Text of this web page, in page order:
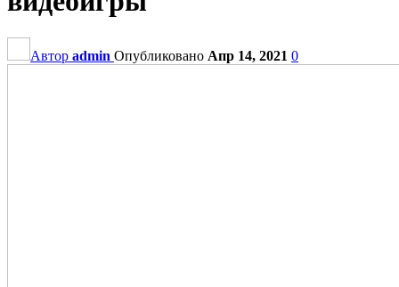
Автор admin Опубликовано Апр 14, 2021 0